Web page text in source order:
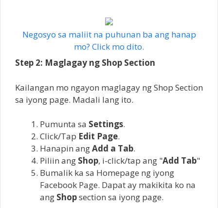
Negosyo sa maliit na puhunan ba ang hanap
mo? Click mo dito.
Step 2: Maglagay ng Shop Section
Kailangan mo ngayon maglagay ng Shop Section
sa iyong page. Madali lang ito.
Pumunta sa Settings.
Click/Tap Edit Page.
Hanapin angAdd a Tab.
Piliin ang Shop, i-click/tap ang "Add Tab"
Bumalik ka sa Homepage ng iyong
Facebook Page. Dapat ay makikita ko na
ang Shopsection sa iyong page.